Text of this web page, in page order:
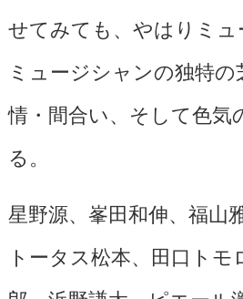
せてみても、やはりミ
ミュージシャンの独特
情・間合い、そして色気
る。
星野源、峯田和伸、福山
トータス松本、田口トモ